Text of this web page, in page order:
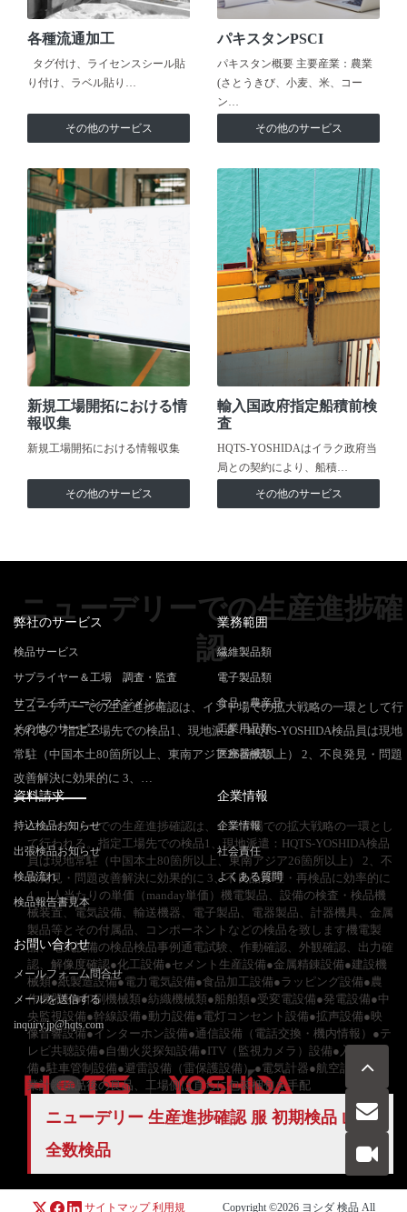
各種流通加工
タグ付け、ライセンスシール貼
り付け、ラベル貼り…
その他のサービス
パキスタンPSCI
パキスタン概要 主要産業：農業
(さとうきび、小麦、米、コー
ン…
その他のサービス
新規工場開拓における情
報収集
新規工場開拓における情報収集
その他のサービス
輸入国政府指定船積前検
査
HQTS-YOSHIDAはイラク政府当
局との契約により、船積…
その他のサービス
ニューデリーでの生産進捗確
認
ニューデリーでの生産進捗確認は、インド場での拡大戦略の一環として行
われる。 指定工場先での検品1、現地派遣：HQTS-YOSHIDA検品員は現地
常駐（中国本土80箇所以上、東南アジア26箇所以上） 2、不良発見・問題
改善解決に効果的に 3、…
ニューデリーでの生産進捗確認は、インド場での拡大戦略の一環とし
て行われる。指定工場先での検品1、現地派遣：HQTS-YOSHIDA検品
員は現地常駐（中国本土80箇所以上、東南アジア26箇所以上） 2、不
良発見・問題改善解決に効果的に 3、不良品修理・再検品に効率的に
4、1人当たりの単価（manday単価）機電製品、設備の検査・検品機
械装置、電気設備、輸送機器、電子製品、電器製品、計器機具、金属
製品等とその付属品、コンポーネントなどの検品を致します機電製
品、電気設備の検品検品事例通電試験、作動確認、外観確認、出力確
認、解像度確認●化工設備●セメント生産設備●金属精錬設備●建設機
械類●紙製造設備●電力電気設備●食品加工設備●ラッピング設備●農
作機器類●印刷機械類●紡織機械類●船舶類●受変電設備●発電設備●中
央監視設備●幹線設備●動力設備●電灯コンセント設備●拡声設備●映
像音響設備●インターホン設備●通信設備（電話交換・機内情報）●テ
レビ共聴設備●自働火災探知設備●ITV（監視カメラ）設備●入退館設
備●駐車管制設備●避雷設備（雷保護設備）●電気計器●航空計器●工
業計器検品後の良品、工場側は直ちに包装梱包を手配
ニューデリー 生産進捗確認 服 初期検品 山東
全数検品
弊社のサービス
検品サービス
サプライヤー＆工場 調査・監査
サプライチェーンマネジメント
その他のサービス
業務範囲
繊維製品類
電子製品類
食品・農産品
工業用品類
医療器械類
資料請求
持込検品お知らせ
出張検品お知らせ
検品流れ
検品報告書見本
企業情報
企業情報
社会責任
よくある質問
お問い合わせ
メールフォーム問合せ
メールを送信する
inquiry.jp@hqts.com
050-5840-2657
サイトマップ 利用規 Copyright ©2026 ヨシダ 検品 All